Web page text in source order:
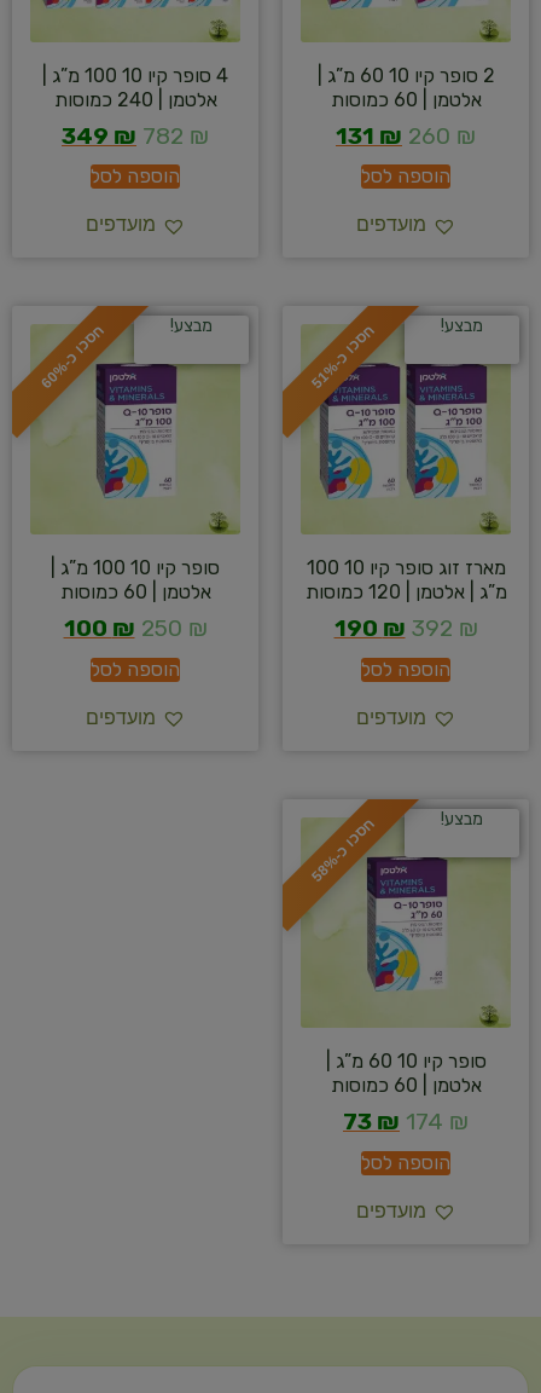
2 סופר קיו 10 60 מ”ג |
אלטמן | 60 כמוסות
260 ₪
131 ₪
הוספה לסל
מועדפים
4 סופר קיו 10 100 מ”ג |
אלטמן | 240 כמוסות
782 ₪
349 ₪
הוספה לסל
מועדפים
ח
ס
כ
ו
כ
-
5
1
% מבצע!
מארז זוג סופר קיו 10 100
מ”ג | אלטמן | 120 כמוסות
392 ₪
190 ₪
הוספה לסל
מועדפים
ח
ס
כ
ו
כ
-
6
0
% מבצע!
סופר קיו 10 100 מ”ג |
אלטמן | 60 כמוסות
250 ₪
100 ₪
הוספה לסל
מועדפים
ח
ס
כ
ו
כ
-
5
8
% מבצע!
סופר קיו 10 60 מ”ג |
אלטמן | 60 כמוסות
174 ₪
73 ₪
הוספה לסל
מועדפים